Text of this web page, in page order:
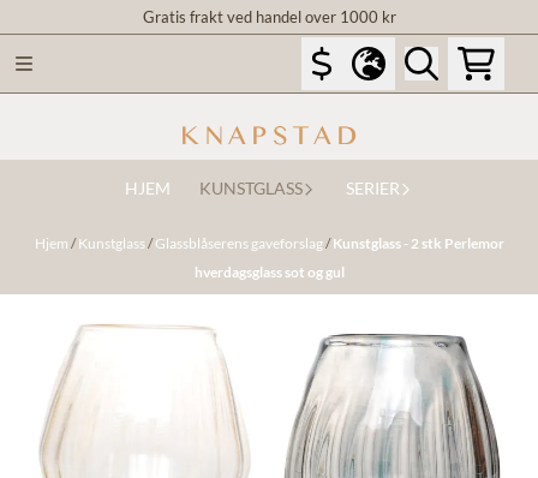
Gratis frakt ved handel over 1000 kr
HJEM KUNSTGLASS SERIER
Hjem /Kunstglass/Glassblåserens gaveforslag/Kunstglass - 2 stk Perlemor
hverdagsglass sot og gul